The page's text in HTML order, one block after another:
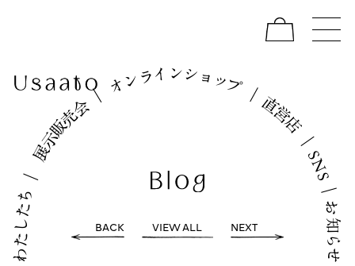
わ
た
し
た
ち
｜
展
示
販売会
｜ オンライ ンショ ップ ｜直営
店
｜
S
N
S
｜
お
知
ら
せ
BACK VIEW ALL NEXT